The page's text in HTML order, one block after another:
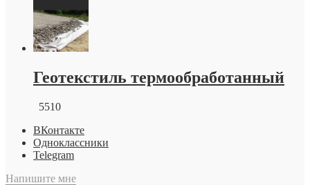
Геотекстиль термообработанный
5510
ВКонтакте
Одноклассники
Telegram
Напишите мне